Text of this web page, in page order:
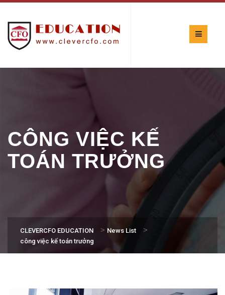
CÔNG VIỆC KẾ
TOÁN TRƯỞNG
CLEVERCFO EDUCATION > News List >
công việc kế toán trưởng